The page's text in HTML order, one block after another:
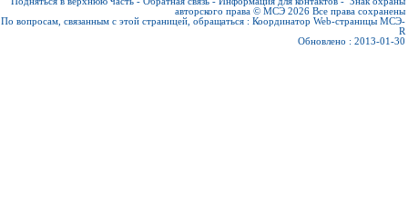
авторского права © МСЭ 2026 Все права сохранены
По вопросам, связанным с этой страницей, обращаться : Координатор Web-страницы МСЭ-
R
Обновлено : 2013-01-30